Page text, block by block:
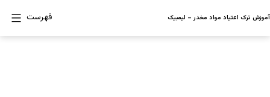
به
محتوا
آموزش ترک اعتیاد مواد مخدر – لیمبیک فهرست